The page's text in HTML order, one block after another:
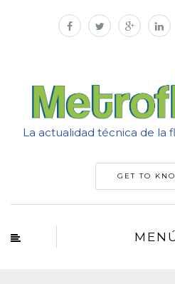
La actualidad técnica de la
GET TO